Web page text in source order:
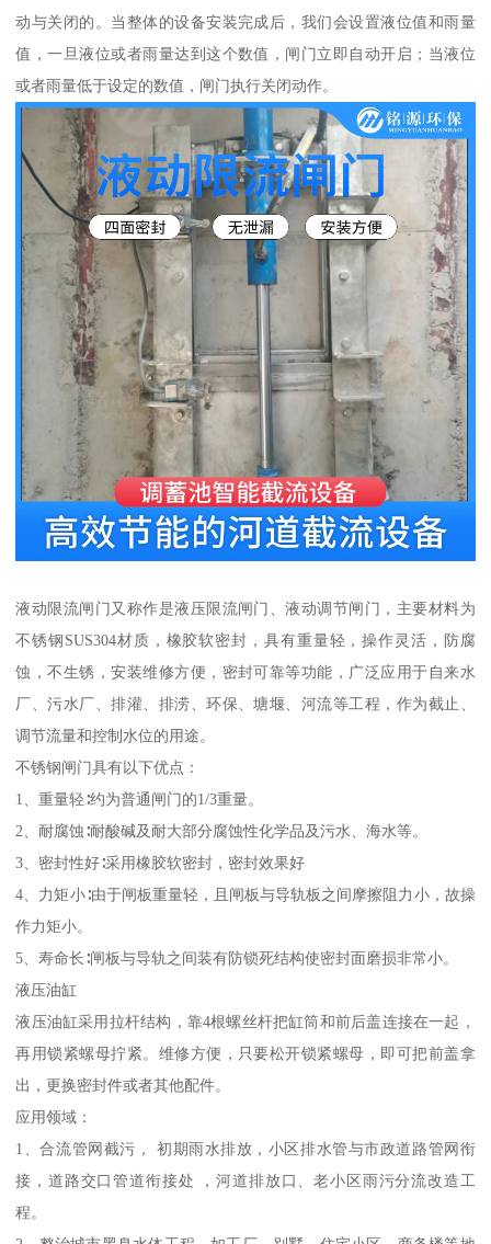
动与关闭的。当整体的设备安装完成后，我们会设置液位值和雨量
值，一旦液位或者雨量达到这个数值，闸门立即自动开启；当液位
或者雨量低于设定的数值，闸门执行关闭动作。
液动限流闸门又称作是液压限流闸门、液动调节闸门，主要材料为
不锈钢SUS304材质，橡胶软密封，具有重量轻，操作灵活，防腐
蚀，不生锈，安装维修方便，密封可靠等功能，广泛应用于自来水
厂、污水厂、排灌、排涝、环保、塘堰、河流等工程，作为截止、
调节流量和控制水位的用途。
不锈钢闸门具有以下优点：
1、重量轻∶约为普通闸门的1/3重量。
2、耐腐蚀∶耐酸碱及耐大部分腐蚀性化学品及污水、海水等。
3、密封性好∶采用橡胶软密封，密封效果好
4、力矩小∶由于闸板重量轻，且闸板与导轨板之间摩擦阻力小，故操
作力矩小。
5、寿命长∶闸板与导轨之间装有防锁死结构使密封面磨损非常小。
液压油缸
液压油缸采用拉杆结构，靠4根螺丝杆把缸筒和前后盖连接在一起，
再用锁紧螺母拧紧。维修方便，只要松开锁紧螺母，即可把前盖拿
出，更换密封件或者其他配件。
应用领域：
1、合流管网截污， 初期雨水排放，小区排水管与市政道路管网衔
接，道路交口管道衔接处 ，河道排放口、老小区雨污分流改造工
程。